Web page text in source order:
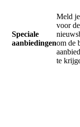
Speciale
aanbiedingen
Meld
voor de
om de
te